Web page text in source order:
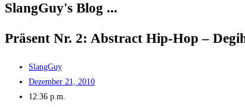
SlangGuy's Blog ...
Prä­sent Nr. 2: Abs­tract Hip-Hop –
SlangGuy
Dezember 21, 2010
12:36 p.m.